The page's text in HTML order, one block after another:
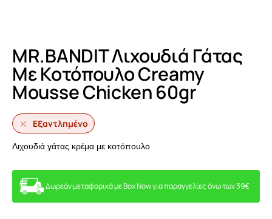
MR.BANDIT Λιχουδιά Γάτας
Με Κοτόπουλο Creamy
Mousse Chicken 60gr
Εξαντλημένο
Λιχουδιά γάτας κρέμα με κοτόπουλο
Δωρεάν μεταφορικά με Box Now για παραγγελίες άνω των 39€